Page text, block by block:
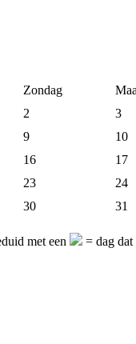
Zondag
2
3
9
10
16
17
23
24
30 31
met een = dag